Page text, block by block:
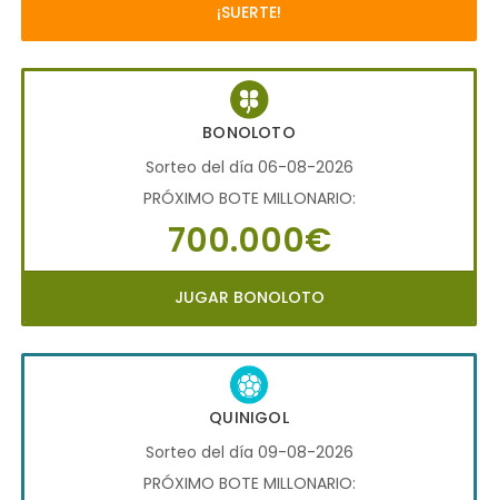
¡SUERTE!
BONOLOTO
Sorteo del día 06-08-2026
PRÓXIMO BOTE MILLONARIO:
700.000€
JUGAR BONOLOTO
QUINIGOL
Sorteo del día 09-08-2026
PRÓXIMO BOTE MILLONARIO: